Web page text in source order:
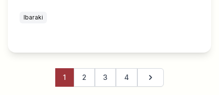
Ibaraki
1 2 3 4 Trang tiếp theo